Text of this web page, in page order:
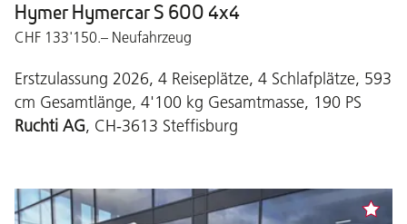
Hymer Hymercar S 600 4x4
CHF 133'150.– Neufahrzeug
Erstzulassung 2026, 4 Reiseplätze, 4 Schlafplätze, 593
cm Gesamtlänge, 4'100 kg Gesamtmasse, 190 PS
Ruchti AG, CH-3613 Steffisburg